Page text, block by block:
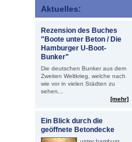
Aktuelles:
Rezension des Buches
"Boote unter Beton / Die
Hamburger U-Boot-
Bunker"
Die deutschen Bunker aus dem
Zweiten Weltkrieg, welche nach
wie vor in vielen Städten zu
sehen...
[mehr]
Ein Blick durch die
geöffnete Betondecke